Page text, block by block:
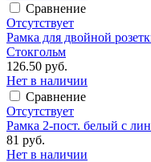
Сравнение
Отсутствует
Рамка для двойной
Стокгольм
126.50 руб.
Нет в наличии
Сравнение
Отсутствует
Рамка 2-пост. белый с
81 руб.
Нет в наличии